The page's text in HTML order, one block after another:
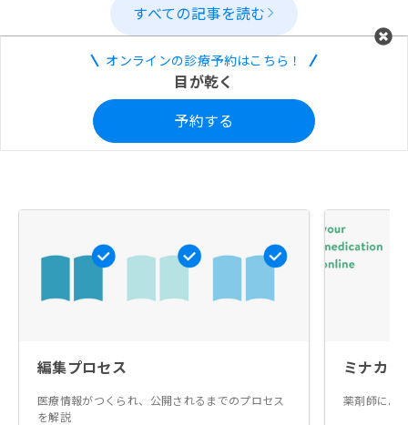
すべての記事を読む
オンラインの診療予約はこちら！
目が乾く
予約する
編集プロセス
医療情報がつくられ、公開されるまでのプロセス
を解説
ミナカ
薬剤師によ